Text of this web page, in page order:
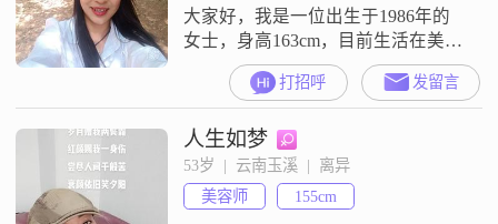
##3002
大家好，我是一位出生于1986年的
女士，身高163cm，目前生活在美丽
的玉溪##3002##我的月收入在3001
到5000元之间，虽然不是很高，但
足以让我过上稳定的生活##3002##
我拥有中专学历，在这个快速发展
的社会中，我始终保持着学习和进
步的态度##3002##性格方面，我独
立自信，乐观积极，善于理解他人
打招呼 发留言
人生如梦
53岁  |  云南玉溪  |  离异
美容师
155cm